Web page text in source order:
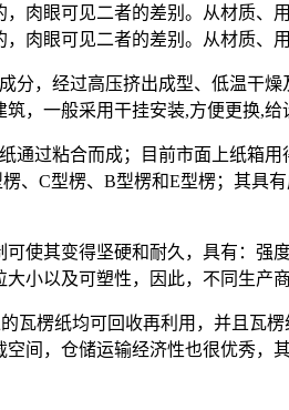
肉眼可见二者的差别。从材质、
肉眼可见二者的差别。从材质、
，经过高压挤出成型、低温干
，一般采用干挂安装,方便更换,给
过粘合而成；目前市面上纸箱
、C型楞、B型楞和E型楞；其具
使其变得坚硬和耐久，具有：
小以及可塑性，因此，不同生产
瓦楞纸均可回收再利用，并且瓦
间，仓储运输经济性也很优秀，